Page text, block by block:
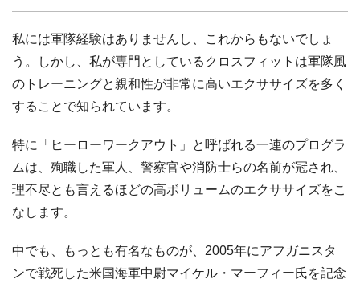
私には軍隊経験はありませんし、これからもないでしょ
う。しかし、私が専門としているクロスフィットは軍隊風
のトレーニングと親和性が非常に高いエクササイズを多く
することで知られています。
特に「ヒーローワークアウト」と呼ばれる一連のプログラ
ムは、殉職した軍人、警察官や消防士らの名前が冠され、
理不尽とも言えるほどの高ボリュームのエクササイズをこ
なします。
中でも、もっとも有名なものが、2005年にアフガニスタ
ンで戦死した米国海軍中尉マイケル・マーフィー氏を記念